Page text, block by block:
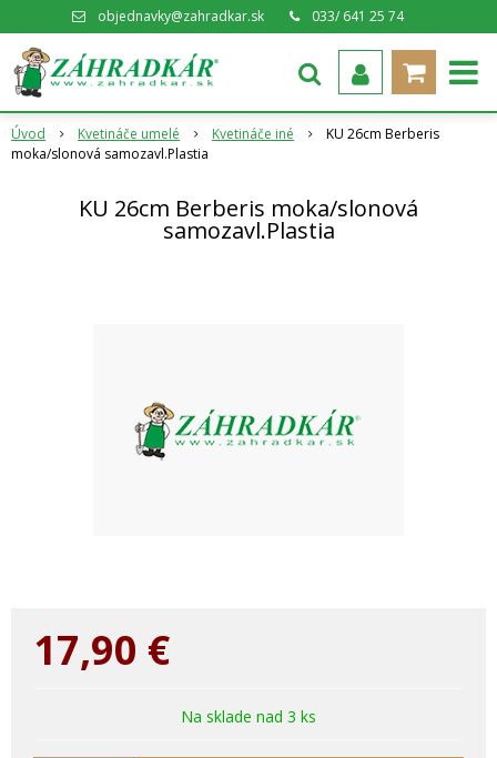
objednavky@zahradkar.sk 033/ 641 25 74
Úvod Kvetináče umelé Kvetináče iné
KU 26cm Berberis
moka/slonová samozavl.Plastia
KU 26cm Berberis moka/slonová
samozavl.Plastia
17,90 €
Na sklade nad 3 ks